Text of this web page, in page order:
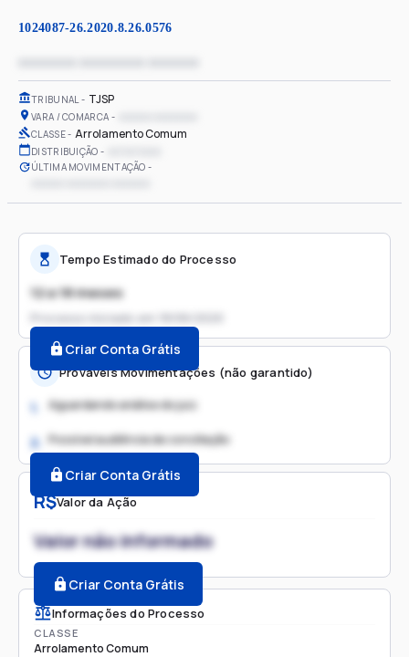
1024087-26.2020.8.26.0576
TRIBUNAL TJSP
VARA / COMARCA
CLASSE Arrolamento Comum
DISTRIBUIÇÃO
ÚLTIMA MOVIMENTAÇÃO
R$Valor da Ação
Valor não informado
Criar Conta Grátis
Informações do Processo
CLASSE
Arrolamento Comum
Tempo Estimado do Processo
12 a 18 meses
Processo iniciado em
Criar Conta Grátis
Prováveis Movimentações (não garantido)
1. Aguardando análise do juiz
2. Possível audiência de conciliação
Criar Conta Grátis